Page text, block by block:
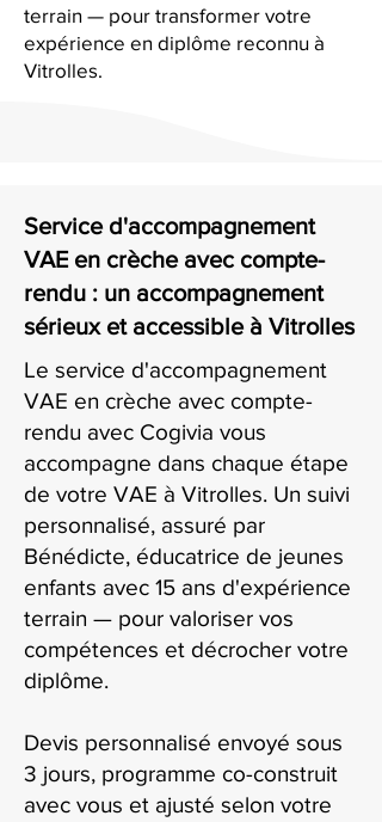
terrain — pour transformer votre
expérience en diplôme reconnu à
Vitrolles.
Service d'accompagnement
VAE en crèche avec compte-
rendu : un accompagnement
sérieux et accessible à Vitrolles
Le service d'accompagnement
VAE en crèche avec compte-
rendu avec Cogivia vous
accompagne dans chaque étape
de votre VAE à Vitrolles. Un suivi
personnalisé, assuré par
Bénédicte, éducatrice de jeunes
enfants avec 15 ans d'expérience
terrain — pour valoriser vos
compétences et décrocher votre
diplôme.
Devis personnalisé envoyé sous
3 jours, programme co-construit
avec vous et ajusté selon votre